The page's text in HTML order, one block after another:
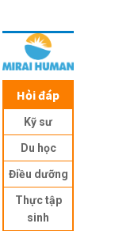
Hỏi đáp
Kỹ sư
Du học
Điều dưỡng
Thực tập
sinh